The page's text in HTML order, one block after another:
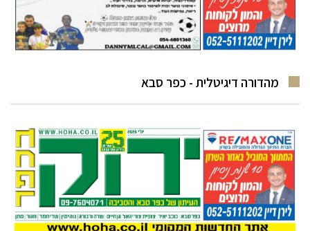
מהדורה דיגיטלית - כפר סבא